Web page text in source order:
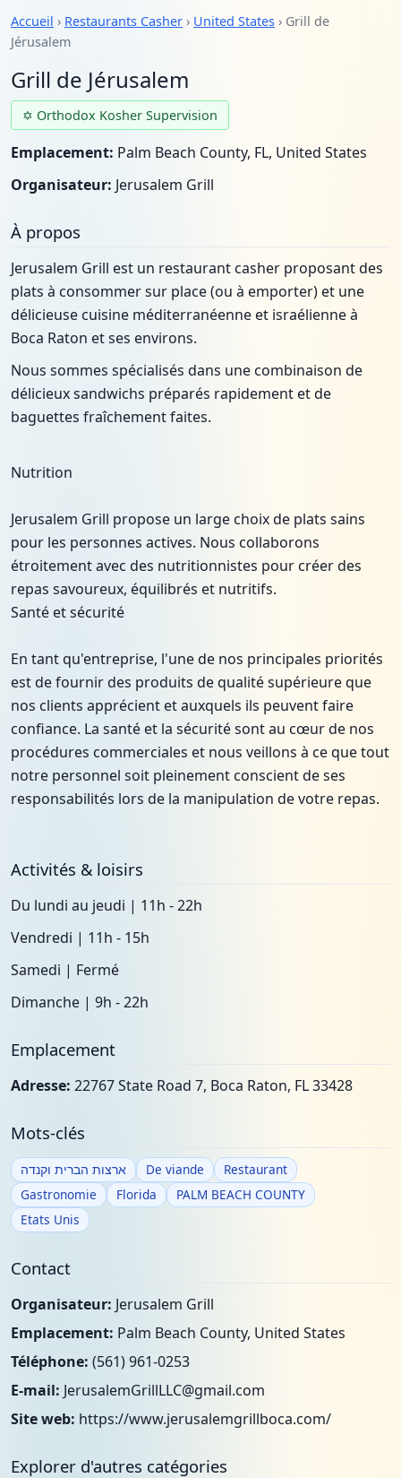
Accueil › Restaurants Casher › United States › Grill de
Jérusalem
Grill de Jérusalem
✡ Orthodox Kosher Supervision
Emplacement: Palm Beach County, FL, United States
Organisateur: Jerusalem Grill
À propos
Jerusalem Grill est un restaurant casher proposant des
plats à consommer sur place (ou à emporter) et une
délicieuse cuisine méditerranéenne et israélienne à
Boca Raton et ses environs.
Nous sommes spécialisés dans une combinaison de
délicieux sandwichs préparés rapidement et de
baguettes fraîchement faites.
Nutrition
Jerusalem Grill propose un large choix de plats sains
pour les personnes actives. Nous collaborons
étroitement avec des nutritionnistes pour créer des
repas savoureux, équilibrés et nutritifs.
Santé et sécurité
En tant qu'entreprise, l'une de nos principales priorités
est de fournir des produits de qualité supérieure que
nos clients apprécient et auxquels ils peuvent faire
confiance. La santé et la sécurité sont au cœur de nos
procédures commerciales et nous veillons à ce que tout
notre personnel soit pleinement conscient de ses
responsabilités lors de la manipulation de votre repas.
Activités & loisirs
Du lundi au jeudi | 11h - 22h
Vendredi | 11h - 15h
Samedi | Fermé
Dimanche | 9h - 22h
Emplacement
Adresse: 22767 State Road 7, Boca Raton, FL 33428
Mots-clés
ארצות הברית וקנדה De viande
Restaurant
Gastronomie
Florida
PALM BEACH COUNTY
Etats Unis
Contact
Organisateur: Jerusalem Grill
Emplacement: Palm Beach County, United States
Téléphone: (561) 961-0253
E-mail: JerusalemGrillLLC@gmail.com
Site web: https://www.jerusalemgrillboca.com/
Explorer d'autres catégories